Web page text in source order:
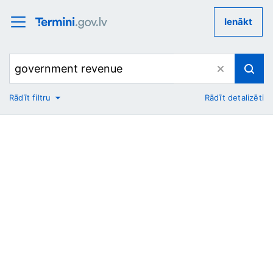
Ienākt
No
Rādīt filtru Rādīt detalizēti